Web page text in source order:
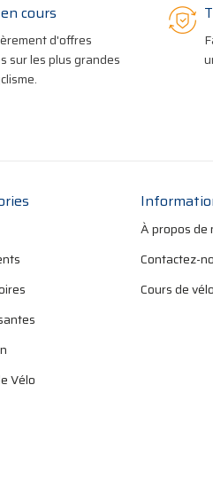
cours
d'offres
sur les plus grandes
Vélo
À propos de
Contactez-
Cours de vélo